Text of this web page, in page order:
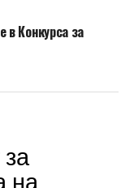
в Конкурса за
на